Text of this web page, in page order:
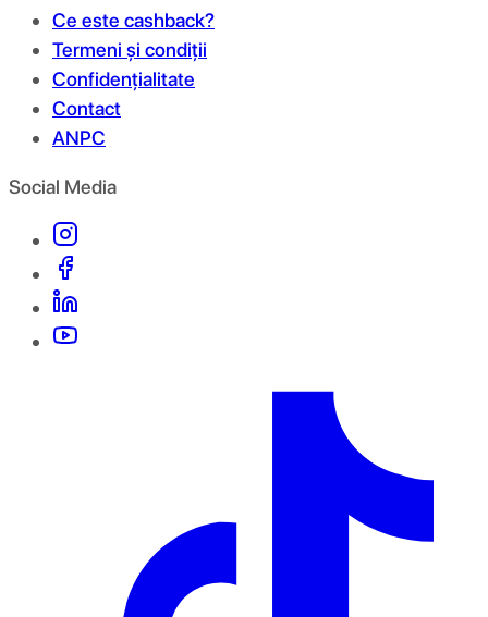
Ce este cashback?
Termeni și condiții
Confidențialitate
Contact
ANPC
Social Media